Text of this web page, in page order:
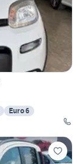
Euro 6